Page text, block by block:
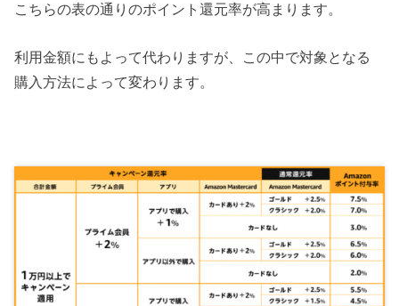
こちらの表の通りのポイント還元率が高まります。
利用金額にもよって代わりますが、この中で対象となる
購入方法によって変わります。